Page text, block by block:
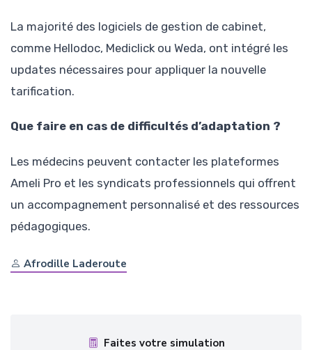
La majorité des logiciels de gestion de cabinet,
comme Hellodoc, Mediclick ou Weda, ont intégré les
updates nécessaires pour appliquer la nouvelle
tarification.
Que faire en cas de difficultés d’adaptation ?
Les médecins peuvent contacter les plateformes
Ameli Pro et les syndicats professionnels qui offrent
un accompagnement personnalisé et des ressources
pédagogiques.
Afrodille Laderoute
Faites votre simulation